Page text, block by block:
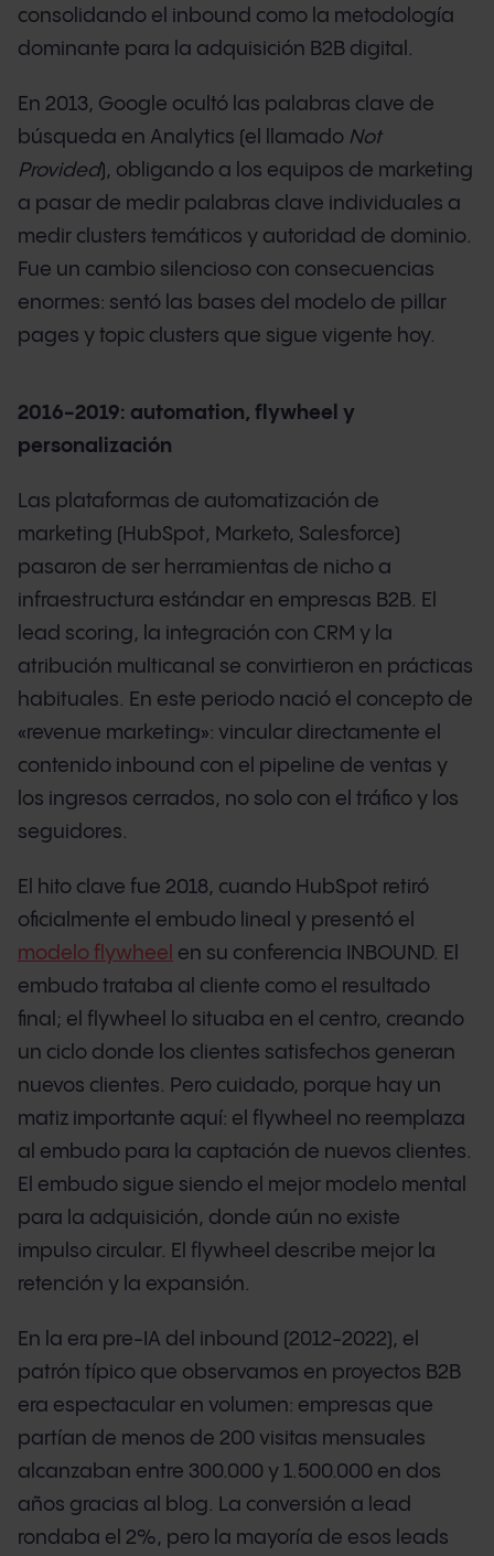
consolidando el inbound como la metodología
dominante para la adquisición B2B digital.
En 2013, Google ocultó las palabras clave de
búsqueda en Analytics (el llamado Not
Provided), obligando a los equipos de marketing
a pasar de medir palabras clave individuales a
medir clusters temáticos y autoridad de dominio.
Fue un cambio silencioso con consecuencias
enormes: sentó las bases del modelo de pillar
pages y topic clusters que sigue vigente hoy.
2016-2019: automation, flywheel y
personalización
Las plataformas de automatización de
marketing (HubSpot, Marketo, Salesforce)
pasaron de ser herramientas de nicho a
infraestructura estándar en empresas B2B. El
lead scoring, la integración con CRM y la
atribución multicanal se convirtieron en prácticas
habituales. En este periodo nació el concepto de
«revenue marketing»: vincular directamente el
contenido inbound con el pipeline de ventas y
los ingresos cerrados, no solo con el tráfico y los
seguidores.
El hito clave fue 2018, cuando HubSpot retiró
oficialmente el embudo lineal y presentó el
modelo flywheel en su conferencia INBOUND. El
embudo trataba al cliente como el resultado
final; el flywheel lo situaba en el centro, creando
un ciclo donde los clientes satisfechos generan
nuevos clientes. Pero cuidado, porque hay un
matiz importante aquí: el flywheel no reemplaza
al embudo para la captación de nuevos clientes.
El embudo sigue siendo el mejor modelo mental
para la adquisición, donde aún no existe
impulso circular. El flywheel describe mejor la
retención y la expansión.
En la era pre-IA del inbound (2012-2022), el
patrón típico que observamos en proyectos B2B
era espectacular en volumen: empresas que
partían de menos de 200 visitas mensuales
alcanzaban entre 300.000 y 1.500.000 en dos
años gracias al blog. La conversión a lead
rondaba el 2%, pero la mayoría de esos leads